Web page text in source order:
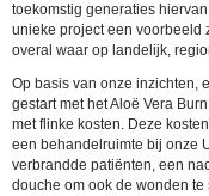
toekomstig generaties
unieke project een voorbeeld
overal waar op landelijk,
Op basis van onze inzichten,
gestart met het Aloë Vera
met flinke kosten. Deze
een behandelruimte bij onze
verbrandde patiënten, een
douche om ook de wonden